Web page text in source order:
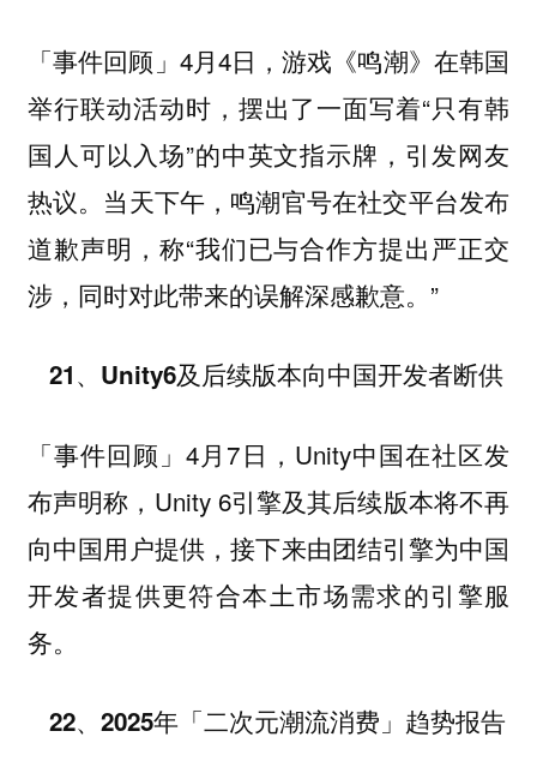
「事件回顾」 4月4日，游戏《鸣潮》在韩国
举行联动活动时，摆出了一面写着“只有韩
国人可以入场”的中英文指示牌，引发网友
热议。当天下午，鸣潮官号在社交平台发布
道歉声明，称“我们已与合作方提出严正交
涉，同时对此带来的误解深感歉意。”
21、Unity6及后续版本向中国开发者断供
「事件回顾」4月7日，Unity中国在社区发
布声明称，Unity 6引擎及其后续版本将不再
向中国用户提供，接下来由团结引擎为中国
开发者提供更符合本土市场需求的引擎服
务。
22、2025年「二次元潮流消费」趋势报告